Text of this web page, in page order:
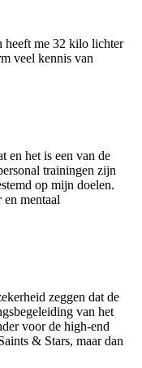
heeft me 32 kilo lichter
veel kennis van
en het is een van de
trainingen zijn
op mijn doelen.
mentaal
zeggen dat de
van het
voor de high-end
& Stars, maar dan